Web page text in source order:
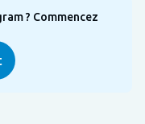
? Commencez